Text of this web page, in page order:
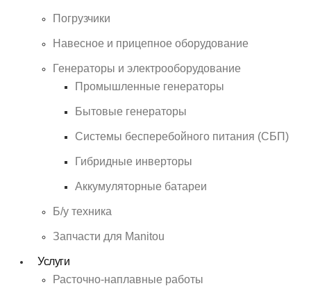
Погрузчики
Навесное и прицепное оборудование
Генераторы и электрооборудование
Промышленные генераторы
Бытовые генераторы
Системы бесперебойного питания (СБП)
Гибридные инверторы
Аккумуляторные батареи
Б/у техника
Запчасти для Manitou
Услуги
Расточно-наплавные работы